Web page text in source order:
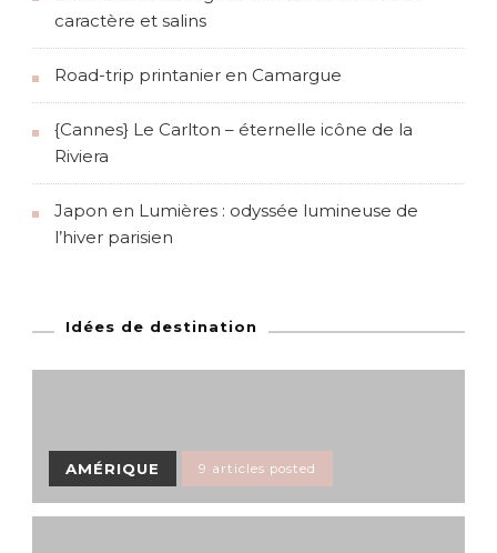
caractère et salins
Road-trip printanier en Camargue
{Cannes} Le Carlton – éternelle icône de la
Riviera
Japon en Lumières : odyssée lumineuse de
l’hiver parisien
Idées de destination
AMÉRIQUE 9 articles posted